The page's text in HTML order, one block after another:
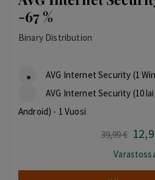
-67 %
Binary Distribution
AVG Internet Security (1
AVG Internet Security (10
Android) - 1 Vuosi
39,99€
oli:
39,99
12